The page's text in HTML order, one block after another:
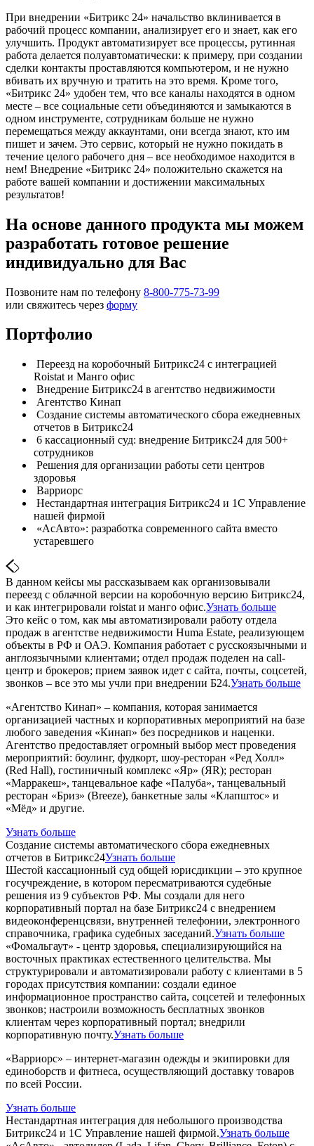
При внедрении «Битрикс 24» начальство вклинивается в
рабочий процесс компании, анализирует его и знает, как его
улучшить. Продукт автоматизирует все процессы, рутинная
работа делается полуавтоматически: к примеру, при создании
сделки контакты проставляются компьютером, и не нужно
вбивать их вручную и тратить на это время. Кроме того,
«Битрикс 24» удобен тем, что все каналы находятся в одном
месте – все социальные сети объединяются и замыкаются в
одном инструменте, сотрудникам больше не нужно
перемещаться между аккаунтами, они всегда знают, кто им
пишет и зачем. Это сервис, который не нужно покидать в
течение целого рабочего дня – все необходимое находится в
нем! Внедрение «Битрикс 24» положительно скажется на
работе вашей компании и достижении максимальных
результатов!
На основе данного продукта мы можем
разработать готовое решение
индивидуально для Вас
Позвоните нам по телефону 8-800-775-73-99
или свяжитесь через форму
Портфолио
Переезд на коробочный Битрикс24 с интеграцией
Roistat и Манго офис
Внедрение Битрикс24 в агентство недвижимости
Агентство Кинап
Создание системы автоматического сбора ежедневных
отчетов в Битрикс24
6 кассационный суд: внедрение Битрикс24 для 500+
сотрудников
Решения для организации работы сети центров
здоровья
Варриорс
Нестандартная интеграция Битрикс24 и 1С Управление
нашей фирмой
«АсАвто»: разработка современного сайта вместо
устаревшего
В данном кейсы мы рассказываем как организовывали
переезд с облачной версии на коробочную версию Битрикс24,
и как интегрировали roistat и манго офис.Узнать больше
Это кейс о том, как мы автоматизировали работу отдела
продаж в агентстве недвижимости Huma Estate, реализующем
объекты в РФ и ОАЭ. Компания работает с русскоязычными и
англоязычными клиентами; отдел продаж поделен на call-
центр и брокеров; прием заявок идет с сайта, почты, соцсетей,
звонков – все это мы учли при внедрении Б24.Узнать больше
«Агентство Кинап» – компания, которая занимается
организацией частных и корпоративных мероприятий на базе
любого заведения «Кинап» без посредников и наценки.
Агентство предоставляет огромный выбор мест проведения
мероприятий: боулинг, фудкорт, шоу-ресторан «Ред Холл»
(Red Hall), гостиничный комплекс «Яр» (ЯR); ресторан
«Марракеш», танцевальное кафе «Палуба», танцевальный
ресторан «Бриз» (Breeze), банкетные залы «Клапштос» и
«Мёд» и другие.
Узнать больше
Создание системы автоматического сбора ежедневных
отчетов в Битрикс24Узнать больше
Шестой кассационный суд общей юрисдикции – это крупное
госучреждение, в котором пересматриваются судебные
решения из 9 субъектов РФ. Мы создали для него
корпоративный портал на базе Битрикс24 с внедрением
видеоконференцсвязи, внутренней телефонии, электронного
справочника, графика судебных заседаний.Узнать больше
«Фомальгаут» - центр здоровья, специализирующийся на
восточных практиках естественного целительства. Мы
структурировали и автоматизировали работу с клиентами в 5
городах присутствия компании: создали единое
информационное пространство сайта, соцсетей и телефонных
звонков; настроили возможность бесплатных звонков
клиентам через корпоративный портал; внедрили
корпоративную почту.Узнать больше
«Варриорс» – интернет-магазин одежды и экипировки для
единоборств и фитнеса, осуществляющий доставку товаров
по всей России.
Узнать больше
Нестандартная интеграция для небольшого производства
Битрикс24 и 1С Управление нашей фирмой.Узнать больше